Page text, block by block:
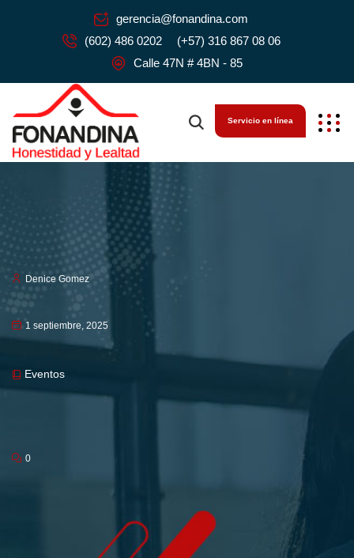
gerencia@fonandina.com
(602) 486 0202
(+57) 316 867 08 06
Calle 47N # 4BN - 85
Servicio en línea
Denice Gomez
1 septiembre, 2025
Eventos
0